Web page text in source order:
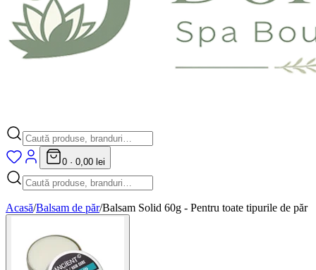
0 · 0,00 lei
Acasă/Balsam de păr/Balsam Solid 60g - Pentru toate tipurile de păr